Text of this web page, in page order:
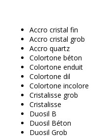
Accro cristal fin
Accro cristal grob
Accro quartz
Colortone béton
Colortone enduit
Colortone dil
Colortone incolore
Cristalisse grob
Cristalisse
Duosil B
Duosil Béton
Duosil Grob